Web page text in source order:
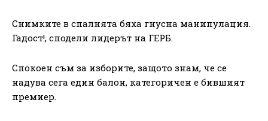
Снимките в спалнята бяха гнусна манипулация.
Гадост!, сподели лидерът на ГЕРБ.
Спокоен съм за изборите, защото знам, че се
надува сега един балон, категоричен е бившият
премиер.